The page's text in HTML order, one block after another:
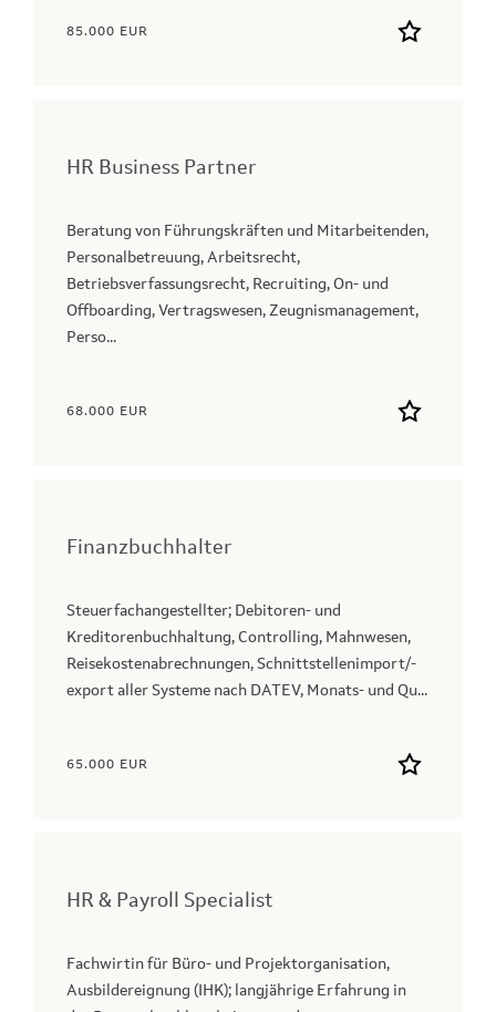
85.000 EUR
HR Business Partner
Beratung von Führungskräften und Mitarbeitenden,
Personalbetreuung, Arbeitsrecht,
Betriebsverfassungsrecht, Recruiting, On- und
Offboarding, Vertragswesen, Zeugnismanagement,
Perso...
68.000 EUR
Finanzbuchhalter
Steuerfachangestellter; Debitoren- und
Kreditorenbuchhaltung, Controlling, Mahnwesen,
Reisekostenabrechnungen, Schnittstellenimport/-
export aller Systeme nach DATEV, Monats- und Qu...
65.000 EUR
HR & Payroll Specialist
Fachwirtin für Büro- und Projektorganisation,
Ausbildereignung (IHK); langjährige Erfahrung in